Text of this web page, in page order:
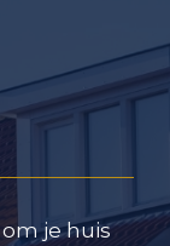
je huis